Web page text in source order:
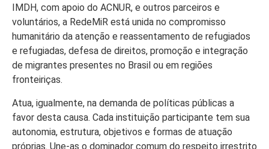
IMDH, com apoio do ACNUR, e outros parceiros e
voluntários, a RedeMiR está unida no compromisso
humanitário da atenção e reassentamento de refugiados
e refugiadas, defesa de direitos, promoção e integração
de migrantes presentes no Brasil ou em regiões
fronteiriças.
Atua, igualmente, na demanda de políticas públicas a
favor desta causa. Cada instituição participante tem sua
autonomia, estrutura, objetivos e formas de atuação
próprias. Une-as o dominador comum do respeito irrestrito